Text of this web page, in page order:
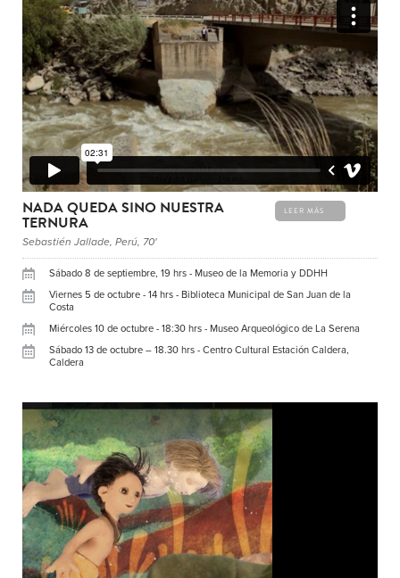
NADA QUEDA SINO NUESTRA
TERNURA
LEER MÁS
Sebastién Jallade, Perú, 70'
Sábado 8 de septiembre, 19 hrs - Museo de la Memoria y DDHH
Viernes 5 de octubre - 14 hrs - Biblioteca Municipal de San Juan de la
Costa
Miércoles 10 de octubre - 18:30 hrs - Museo Arqueológico de La Serena
Sábado 13 de octubre – 18.30 hrs - Centro Cultural Estación Caldera,
Caldera